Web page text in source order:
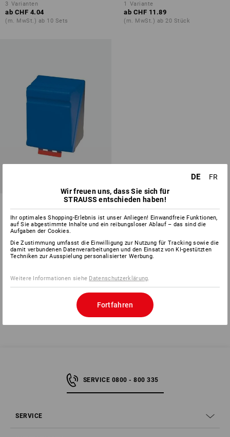
3 Varianten
ab CHF 4.04
(m. MwSt.) ab 10 Sets
1 Variante
ab CHF 11.89
(m. MwSt.) ab 20 Stück
SecuBoxen, neutral
Varianten
ab CHF 18.89
(m. MwSt.) ab 10 Stück
Sie haben sich bereits 5 von 5 Artikeln angesehen.
SERVICE 0800 - 800 335
SERVICE
DE
FR
Wir freuen uns, dass Sie sich für
STRAUSS entschieden haben!
Ihr optimales Shopping-Erlebnis ist unser Anliegen! Einwandfreie Funktionen,
auf Sie abgestimmte Inhalte und ein reibungsloser Ablauf – das sind die
Aufgaben der Cookies.
Die Zustimmung umfasst die Einwilligung zur Nutzung für Tracking sowie die
damit verbundenen Datenverarbeitungen und den Einsatz von KI-gestützten
Techniken zur Ausspielung personalisierter Werbung.
Weitere Informationen siehe Datenschutzerklärung
Fortfahren